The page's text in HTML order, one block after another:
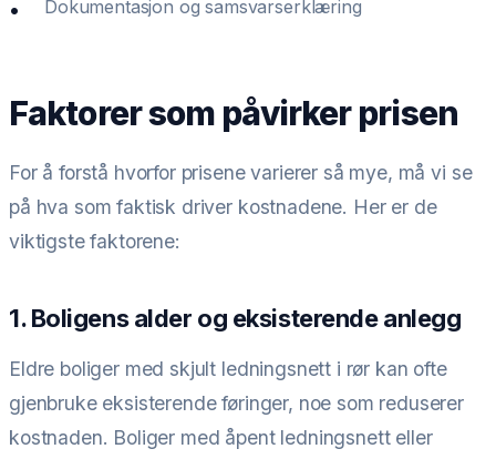
Dokumentasjon og samsvarserklæring
Faktorer som påvirker prisen
For å forstå hvorfor prisene varierer så mye, må vi se
på hva som faktisk driver kostnadene. Her er de
viktigste faktorene:
1. Boligens alder og eksisterende anlegg
Eldre boliger med skjult ledningsnett i rør kan ofte
gjenbruke eksisterende føringer, noe som reduserer
kostnaden. Boliger med åpent ledningsnett eller